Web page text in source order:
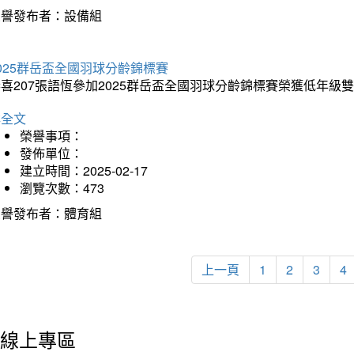
發布者：設備組
群岳盃全國羽球分齡錦標賽
207張語恆參加2025群岳盃全國羽球分齡錦標賽榮獲低年級
文
榮譽事項：
發佈單位：
建立時間：2025-02-17
瀏覽次數：473
發布者：體育組
上一頁 1 2 3 4
線上專區